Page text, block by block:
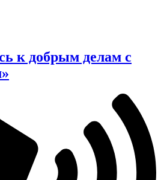
к добрым делам с